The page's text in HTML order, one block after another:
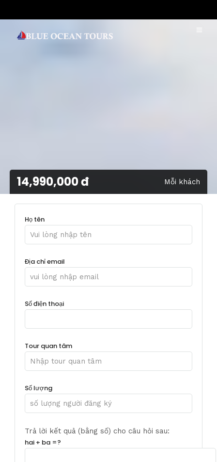
14,990,000 đ Mỗi khách
Họ tên
Địa chỉ email
Số điện thoại
Tour quan tâm
Số lượng
Trả lời kết quả (bằng số) cho câu hỏi sau:
hai + ba =?